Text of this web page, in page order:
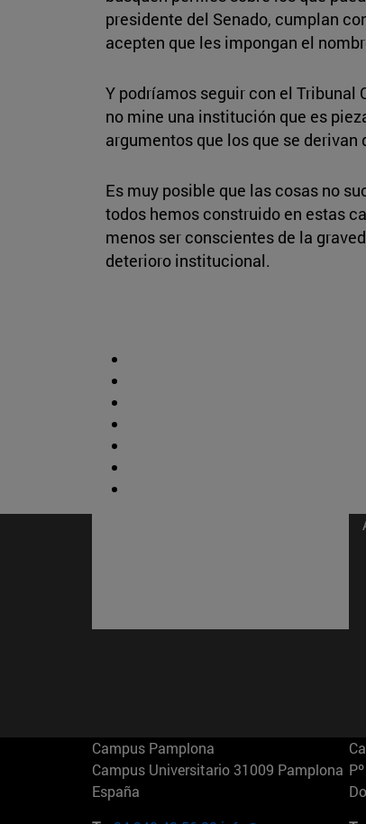
presidente del Senado, cumplan
acepten que les impongan el
Y podríamos seguir con el
no mine una institución que es
argumentos que los que se
Es muy posible que las cosas no
todos hemos construido en estas
menos ser conscientes de la
deterioro institucional.
Campus Pamplona
Campus Universitario 31009 Pamplona
España